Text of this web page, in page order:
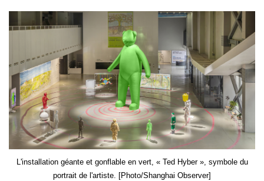
L'installation géante et gonflable en vert, « Ted Hyber », symbole du
portrait de l'artiste. [Photo/Shanghai Observer]